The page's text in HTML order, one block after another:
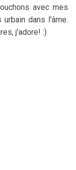
avec mes
dans l'âme.
j'adore! :)